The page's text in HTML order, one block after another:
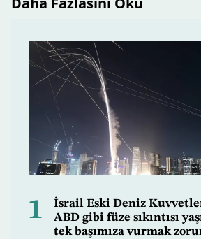
1
İsrail Eski Deniz
ABD gibi füze sıkıntısı
tek başımıza vurmak